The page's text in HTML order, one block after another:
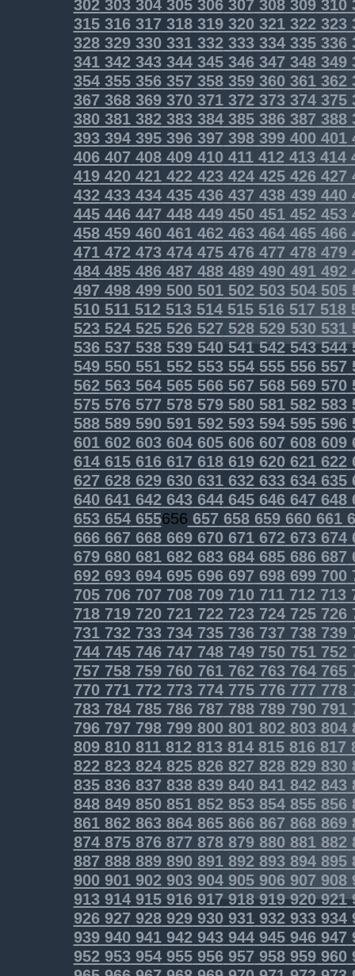
302303304305306307308309310
315316317318319320321322323
328329330331332333334335336
341342343344345346347348349
354355356357358359360361362
367368369370371372373374375
380381382383384385386387 388
393394395396397398399400401
406407408409410411412413414
419420421422423424425426427
432433434435436437438439440
445446447448449450451452453
458459460461462463464465466
471472473474475476477 478479
484485486487 488489490491492
497498499500501502503504505
510511512513514515516517 518
523524525526527 528529530 531
536537538539540541542543544
549550551552553554555556557
562563564565566567568569570
575576577578579580581582583
588589590591592593594595596
601602603604605606607608609
614615616617618619620621622
627628629630631632633634635
640641642643644645646647648
653654655656 657658659660661
666667668669670671672673674
679680681682683684685686687
692693694695696697698699700
705706707708709710711712713
718719720721722723724725726
731732733734735736737 738739
744745746747748749750751752
757758759760761762763764765
770771772773774775776777 778
783784785786787788789790791
796797798799800801802803804
809810811812813814815816817
822823824825826827 828829830
835836837838839840841842843
848849850851852853854855856
861862863864865866867 868869
874875876877 878879880 881882
887888889890891892893894895
900901902903904905906907 908
913914915916917918919920921
926927928929930931932933934
939940941942943944945946947
952953954955956957958959960